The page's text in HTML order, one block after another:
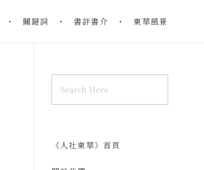
關鍵詞 書評書介 東華風景
《人社東華》首頁